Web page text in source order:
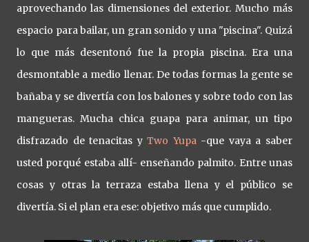
aprovechando las dimensiones del exterior. Mucho más
espacio para bailar, un gran sonido y una "piscina". Quizá
lo que más desentonó fue la propia piscina. Era una
desmontable a medio llenar. De todas formas la gente se
bañaba y se divertía con los balones y sobre todo con las
mangueras. Mucha chica guapa para animar, un tipo
disfrazado de tenacitas yTwo Yupa-que vaya a saber
usted porqué estaba allí- enseñando palmito. Entre unas
cosas y otras la terraza estaba llena y el público se
divertía. Si el plan era ese: objetivo más que cumplido.